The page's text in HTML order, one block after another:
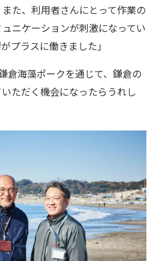
た、利用者さんにとって作業の
ニケーションが刺激になってい
プラスに働きました」
倉海藻ポークを通じて、鎌倉の
ただく機会になったらうれし